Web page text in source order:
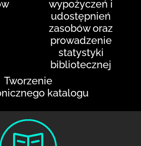
wypożyczeń i
udostępnień
zasobów oraz
prowadzenie
statystyki
bibliotecznej
Tworzenie
katalogu